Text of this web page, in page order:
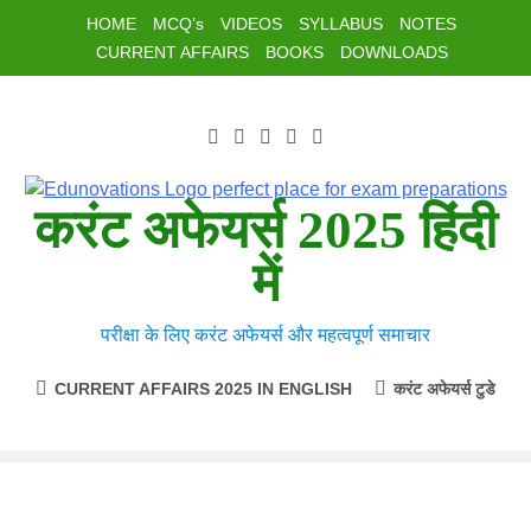
HOME MCQ’s VIDEOS SYLLABUS
NOTES
CURRENT AFFAIRS
BOOKS DOWNLOADS
करंट अफेयर्स 2025 हिंदी
में
परीक्षा के लिए करंट अफेयर्स और महत्वपूर्ण समाचार
CURRENT AFFAIRS 2025 IN ENGLISH करंट अफेयर्स टुडे